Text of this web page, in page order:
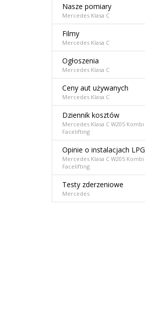
Nasze pomiary
Mercedes Klasa C
Filmy
Mercedes Klasa C
Ogłoszenia
Mercedes Klasa C
Ceny aut używanych
Mercedes Klasa C
Dziennik kosztów
Mercedes Klasa C W205 Kombi
Facelifting
Opinie o instalacjach LPG
Mercedes Klasa C W205 Kombi
Facelifting
Testy zderzeniowe
Mercedes